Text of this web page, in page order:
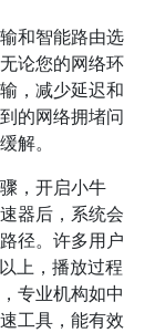
和智能路由选
论您的网络环
，减少延迟和
的网络拥堵问
解。
，开启小牛
器后，系统会
径。许多用户
上，播放过程
专业机构如中
工具，能有效